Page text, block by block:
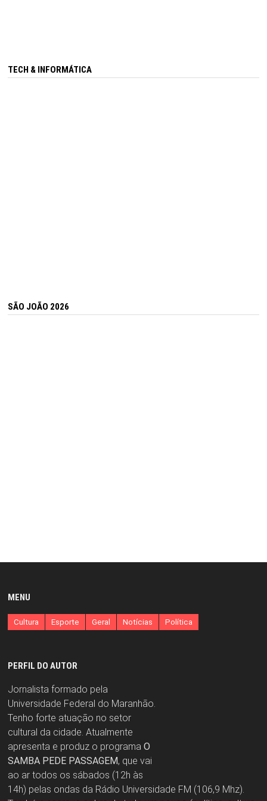
TECH & INFORMÁTICA
SÃO JOÃO 2026
MENU
Cultura Esporte Geral Notícias Política
PERFIL DO AUTOR
Jornalista formado pela
Universidade Federal do Maranhão.
Tenho forte atuação no setor
cultural da cidade. Atualmente
apresenta e produz o programa O
SAMBA PEDE PASSAGEM, que vai
ao ar todos os sábados (12h às
14h) pelas ondas da Rádio Universidade FM (106,9 Mhz).